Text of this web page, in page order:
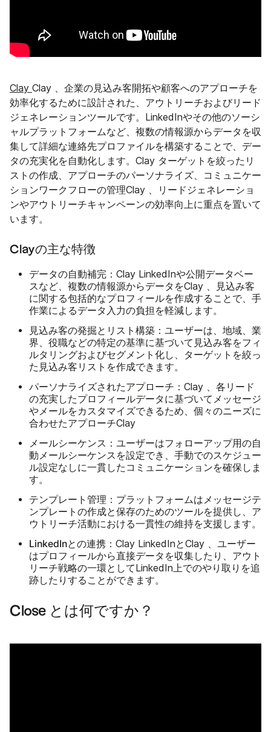
Clay Clay 、企業の見込み客開拓や顧客へのアプローチを
効率化するために設計された、アウトリーチおよびリード
ジェネレーションツールです。LinkedInやその他のソーシ
ャルプラットフォームなど、複数の情報源からデータを収
集して詳細な連絡先プロファイルを構築することで、デー
タの充実化を自動化します。Clay ターゲットを絞ったリ
ストの作成、アプローチのパーソナライズ、コミュニケー
ションワークフローの管理Clay 、リードジェネレーショ
ンやアウトリーチキャンペーンの効率向上に重点を置いて
います。
Clayの主な特徴
データの自動補完 ：Clay LinkedInや公開データベー
スなど、複数の情報源からデータをClay 、見込み客
に関する包括的なプロフィールを作成することで、手
作業によるデータ入力の負担を軽減します。
見込み客の発掘とリスト構築 ：ユーザーは、地域、業
界、役職などの特定の基準に基づいて見込み客をフィ
ルタリングおよびセグメント化し、ターゲットを絞っ
た見込み客リストを作成できます。
パーソナライズされたアプローチ ：Clay 、各リード
の充実したプロフィールデータに基づいてメッセージ
やメールをカスタマイズできるため、個々のニーズに
合わせたアプローチClay
メールシーケンス ：ユーザーはフォローアップ用の自
動メールシーケンスを設定でき、手動でのスケジュー
ル設定なしに一貫したコミュニケーションを確保しま
す。
テンプレート管理 ：プラットフォームはメッセージテ
ンプレートの作成と保存のためのツールを提供し、ア
ウトリーチ活動における一貫性の維持を支援します。
LinkedInとの連携 ：Clay LinkedInとClay 、ユーザー
はプロフィールから直接データを収集したり、アウト
リーチ戦略の一環としてLinkedIn上でのやり取りを追
跡したりすることができます。
Close とは何ですか？